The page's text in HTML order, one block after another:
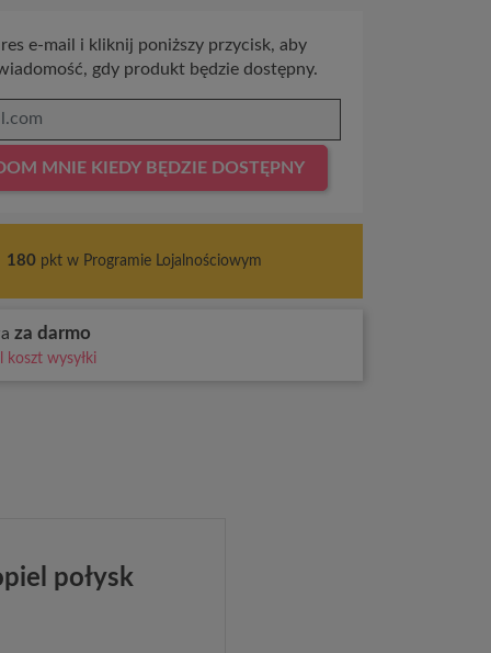
e-mail i kliknij poniższy przycisk, aby
gdy produkt będzie dostępny.
MNIE KIEDY BĘDZIE DOSTĘPNY
180pkt w Programie Lojalnościowym
za darmo
koszt wysyłki
połysk